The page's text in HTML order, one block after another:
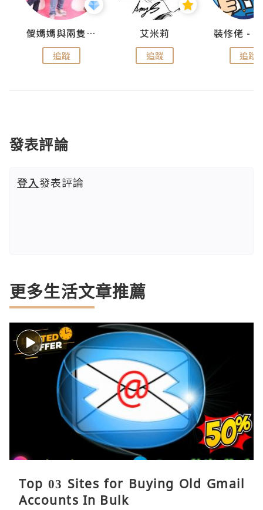
儍媽媽與兩隻小魔怪之家
追蹤
艾米莉
追蹤 追蹤
發表評論
登入發表評論
更多生活文章推薦
Top 03 Sites for Buying Old Gmail
Accounts In Bulk